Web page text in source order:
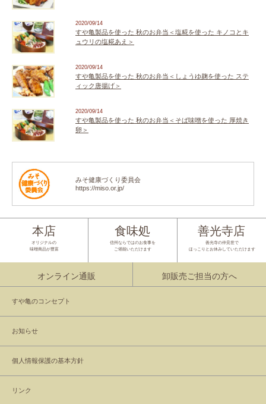
2020/09/14
すや亀製品を使った 秋のお弁当＜塩糀を使った キノコとキ
ュウリの塩糀あえ＞
2020/09/14
すや亀製品を使った 秋のお弁当＜しょうゆ麹を使った ステ
ィック唐揚げ＞
2020/09/14
すや亀製品を使った 秋のお弁当＜そば味噌を使った 厚焼き
卵＞
みそ健康づくり委員会
https://miso.or.jp/
本店
オリジナルの
味噌商品が豊富
食味処
信州ならではのお食事を
ご堪能いただけます
善光寺店
善光寺の仲見世で
ほっこりとお休みしていただけます
オンライン通販 卸販売ご担当の方へ
すや亀のコンセプト
お知らせ
個人情報保護の基本方針
リンク